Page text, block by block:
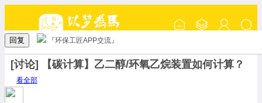
回复 『环保工匠APP交流』
[讨论] 【碳计算】乙二醇/环氧乙烷装置如何计算？
看全部